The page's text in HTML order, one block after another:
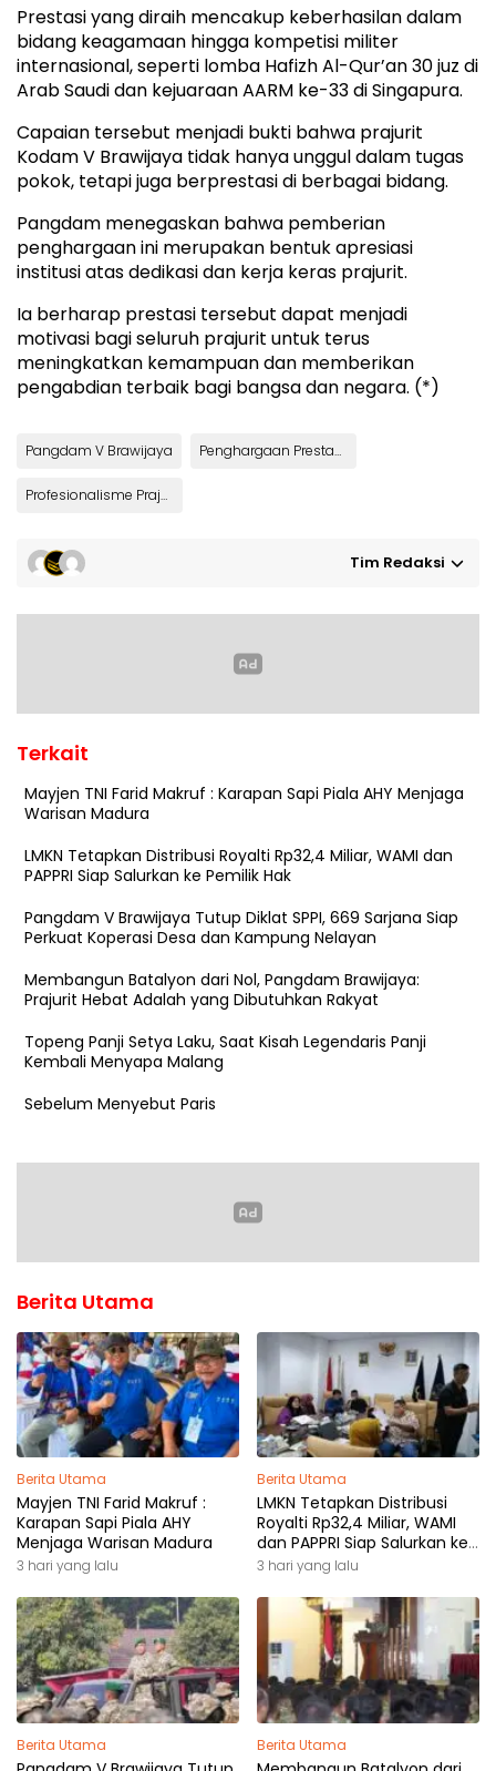
Prestasi yang diraih mencakup keberhasilan dalam
bidang keagamaan hingga kompetisi militer
internasional, seperti lomba Hafizh Al-Qur’an 30 juz di
Arab Saudi dan kejuaraan AARM ke-33 di Singapura.
Capaian tersebut menjadi bukti bahwa prajurit
Kodam V Brawijaya tidak hanya unggul dalam tugas
pokok, tetapi juga berprestasi di berbagai bidang.
Pangdam menegaskan bahwa pemberian
penghargaan ini merupakan bentuk apresiasi
institusi atas dedikasi dan kerja keras prajurit.
Ia berharap prestasi tersebut dapat menjadi
motivasi bagi seluruh prajurit untuk terus
meningkatkan kemampuan dan memberikan
pengabdian terbaik bagi bangsa dan negara. (*)
Pangdam V Brawijaya Penghargaan Prestasi 2025
Profesionalisme Prajurit
Tim Redaksi
Terkait
Mayjen TNI Farid Makruf : Karapan Sapi Piala AHY Menjaga
Warisan Madura
LMKN Tetapkan Distribusi Royalti Rp32,4 Miliar, WAMI dan
PAPPRI Siap Salurkan ke Pemilik Hak
Pangdam V Brawijaya Tutup Diklat SPPI, 669 Sarjana Siap
Perkuat Koperasi Desa dan Kampung Nelayan
Membangun Batalyon dari Nol, Pangdam Brawijaya:
Prajurit Hebat Adalah yang Dibutuhkan Rakyat
Topeng Panji Setya Laku, Saat Kisah Legendaris Panji
Kembali Menyapa Malang
Sebelum Menyebut Paris
Berita Utama
Berita Utama
Mayjen TNI Farid Makruf :
Karapan Sapi Piala AHY
Menjaga Warisan Madura
3 hari yang lalu
Berita Utama
LMKN Tetapkan Distribusi
Royalti Rp32,4 Miliar, WAMI
dan PAPPRI Siap Salurkan ke
Pemilik Hak
3 hari yang lalu
Berita Utama Berita Utama